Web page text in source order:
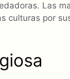
Las
culturas por